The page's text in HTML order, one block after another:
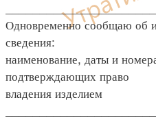
Одновременно сообщаю об
сведения:
наименование, даты и
подтверждающих право
владения изделием